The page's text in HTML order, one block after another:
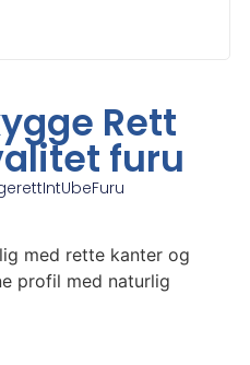
Rett
furu
med rette kanter og
profil med naturlig